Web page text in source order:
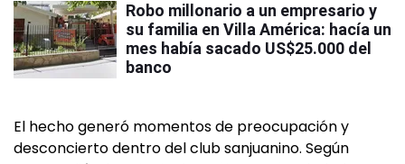
Robo millonario a un empresario y
su familia en Villa América: hacía un
mes había sacado US$25.000 del
banco
El hecho generó momentos de preocupación y
desconcierto dentro del club sanjuanino. Según